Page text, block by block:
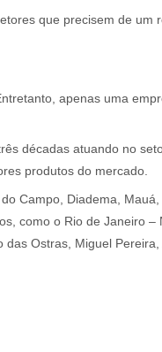
que precisem de um
apenas uma
décadas atuando no
produtos do mercado.
Campo, Diadema,
como o Rio de Janeiro
Ostras, Miguel